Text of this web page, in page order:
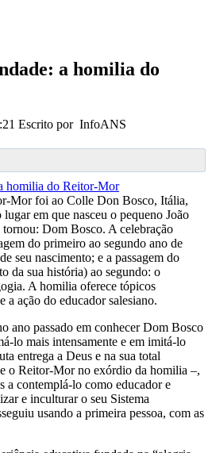
a homilia do
Escrito por InfoANS
Mor foi ao Colle Don Bosco, Itália,
em que nasceu o pequeno João
Dom Bosco. A celebração
do primeiro ao segundo ano de
seu nascimento; e a passagem do
da sua história) ao segundo: o
A homilia oferece tópicos
a ação do educador salesiano.
ano passado em conhecer Dom Bosco
lo mais intensamente e em imitá-lo
entrega a Deus e na sua total
o Reitor-Mor no exórdio da homilia –,
a contemplá-lo como educador e
e inculturar o seu Sistema
usando a primeira pessoa, com as